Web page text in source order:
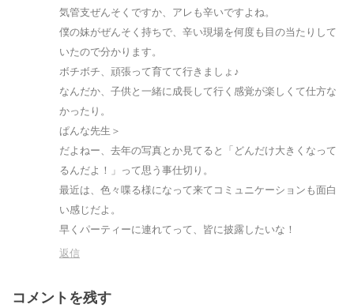
気管支ぜんそくですか、アレも辛いですよね。
僕の妹がぜんそく持ちで、辛い現場を何度も目の当たりして
いたので分かります。
ボチボチ、頑張って育てて行きましょ♪
なんだか、子供と一緒に成長して行く感覚が楽しくて仕方な
かったり。
ぱんな先生＞
だよねー、去年の写真とか見てると「どんだけ大きくなって
るんだよ！」って思う事仕切り。
最近は、色々喋る様になって来てコミュニケーションも面白
い感じだよ。
早くパーティーに連れてって、皆に披露したいな！
返信
コメントを残す